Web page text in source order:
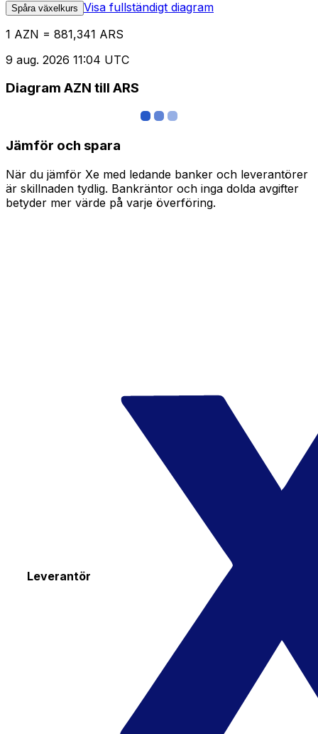
Spåra växelkurs Visa fullständigt diagram
1 AZN = 881,341 ARS
9 aug. 2026 11:04 UTC
Diagram AZN till ARS
Jämför och spara
När du jämför Xe med ledande banker och leverantörer
är skillnaden tydlig. Bankräntor och inga dolda avgifter
betyder mer värde på varje överföring.
Leverantör